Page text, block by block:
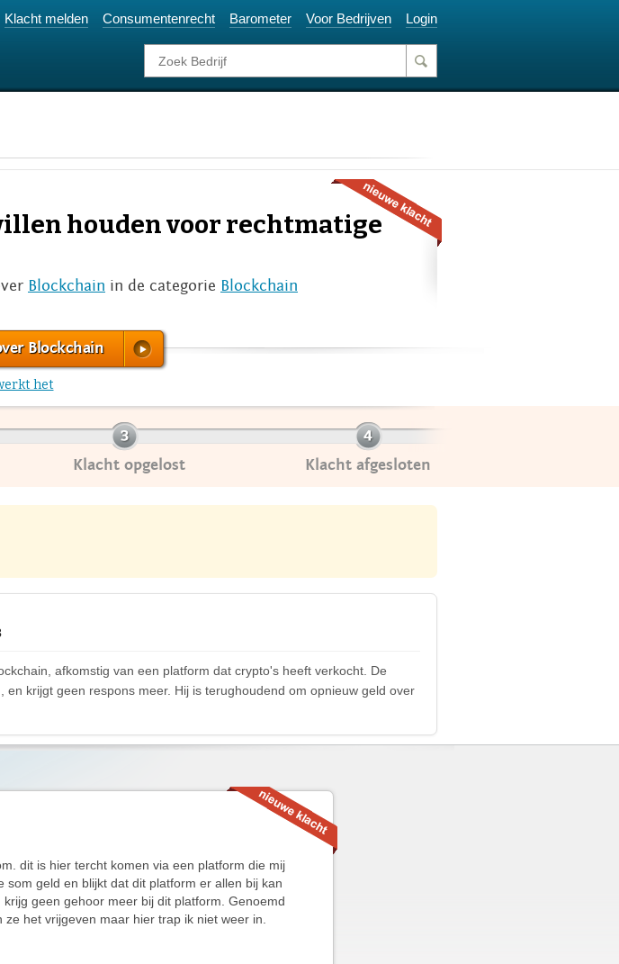
Klacht melden Consumentenrecht Barometer Voor Bedrijven Login
houden voor rechtmatige
Blockchain in de categorie Blockchain
Blockchain
het
Klacht opgelost Klacht afgesloten
afkomstig van een platform dat crypto's heeft verkocht. De
krijgt geen respons meer. Hij is terughoudend om opnieuw geld over
dit is hier tercht komen via een platform die mij
geld en blijkt dat dit platform er allen bij kan
geen gehoor meer bij dit platform. Genoemd
het vrijgeven maar hier trap ik niet weer in.